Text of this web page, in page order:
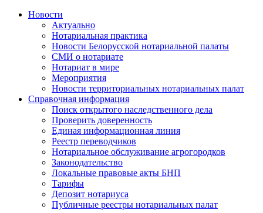
Новости
Актуально
Нотариальная практика
Новости Белорусской нотариальной палаты
СМИ о нотариате
Нотариат в мире
Мероприятия
Новости территориальных нотариальных палат
Справочная информация
Поиск открытого наследственного дела
Проверить доверенность
Единая информационная линия
Реестр переводчиков
Нотариальное обслуживание агрогородков
Законодательство
Локальные правовые акты БНП
Тарифы
Депозит нотариуса
Публичные реестры нотариальных палат